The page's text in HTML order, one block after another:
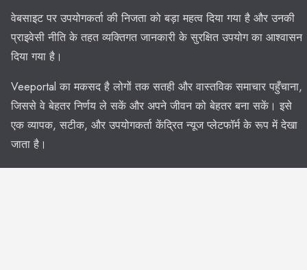
वेबसाइट पर उपयोगकर्ता की निजता को बड़ा महत्व दिया गया है और उनकी
प्राइवेसी नीति के तहत व्यक्तिगत जानकारी के सुरक्षित उपयोग का आश्वासन
दिया गया है।
Veeportal का मकसद है लोगों तक सतही और वास्तविक समाचार पहुँचाना,
जिससे वे बेहतर निर्णय ले सकें और अपने जीवन को बेहतर बना सकें। इसे
एक व्यापक, सटीक, और उपयोगकर्ता केंद्रित न्यूज प्लेटफॉर्म के रूप में देखा
जाता है।